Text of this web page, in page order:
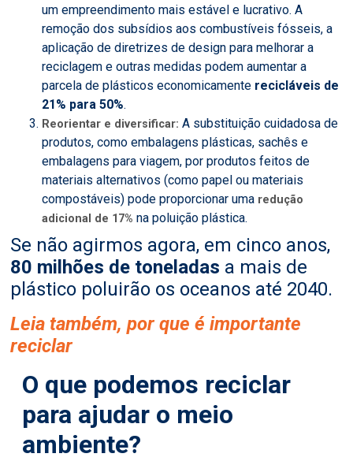
um empreendimento mais estável e lucrativo. A
remoção dos subsídios aos combustíveis fósseis, a
aplicação de diretrizes de design para melhorar a
reciclagem e outras medidas podem aumentar a
parcela de plásticos economicamente recicláveis de
21% para 50%.
Reorientar e diversificar:A substituição cuidadosa de
produtos, como embalagens plásticas, sachês e
embalagens para viagem, por produtos feitos de
materiais alternativos (como papel ou materiais
compostáveis) pode proporcionar uma redução
adicional de 17% na poluição plástica.
Se não agirmos agora, em cinco anos,
80 milhões de toneladas a mais de
plástico poluirão os oceanos até 2040.
Leia também, por que é importante
reciclar
O que podemos reciclar
para ajudar o meio
ambiente?